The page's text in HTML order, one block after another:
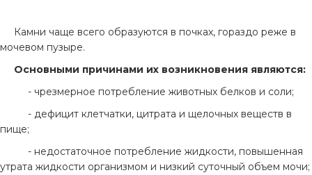
Камни чаще всего образуются в почках, гораздо реже в
мочевом пузыре.
Основными причинами их возникновения являются:
- чрезмерное потребление животных белков и соли;
- дефицит клетчатки, цитрата и щелочных веществ в
пище;
- недостаточное потребление жидкости, повышенная
утрата жидкости организмом и низкий суточный объем мочи;